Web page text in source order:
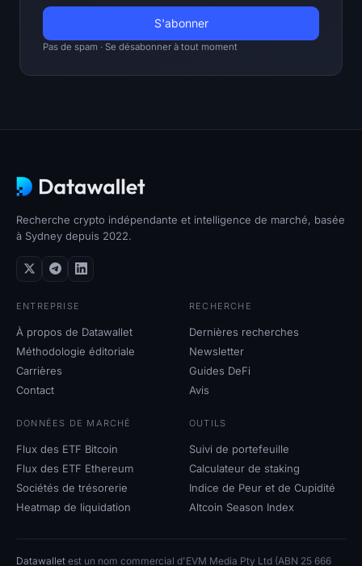
Pas de spam · Se désabonner à tout moment
Recherche crypto indépendante et intelligence de marché, basée
à Sydney depuis 2022.
ENTREPRISE
À propos de Datawallet
Méthodologie éditoriale
Carrières
Contact
RECHERCHE
Dernières recherches
Newsletter
Guides DeFi
Avis
DONNÉES DE MARCHÉ
Flux des ETF Bitcoin
Flux des ETF Ethereum
Sociétés de trésorerie
Heatmap de liquidation
OUTILS
Suivi de portefeuille
Calculateur de staking
Indice de Peur et de Cupidité
Altcoin Season Index
Datawallet est un nom commercial d'EVM Media Pty Ltd (ABN 25 666